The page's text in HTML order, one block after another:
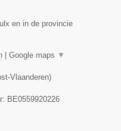
en in de provincie
Google maps ▼
Vlaanderen)
BE0559920226